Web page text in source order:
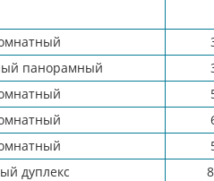
панорамный
дуплекс